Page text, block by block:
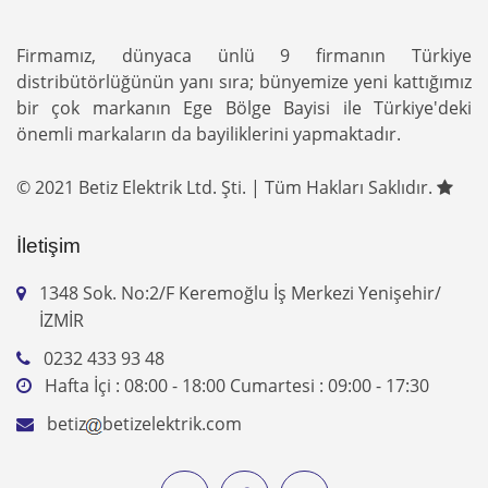
1348 Sok. No:2/F Keremoğlu İş Merkezi Yenişehir/
İZMİR
Hafta İçi : 08:00 - 18:00 Cumartesi : 09:00 - 17:30